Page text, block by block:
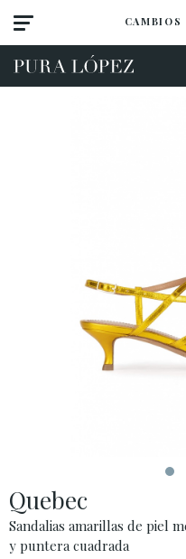
CAMBIOS
· ATENCIÓN AL CLIENTE
· ENVÍOS
· CAMBIOS Y DEVOLUCIONES
Quebec
Sandalias amarillas de piel
y puntera cuadrada